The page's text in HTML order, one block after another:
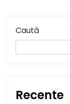
Caută
Recente